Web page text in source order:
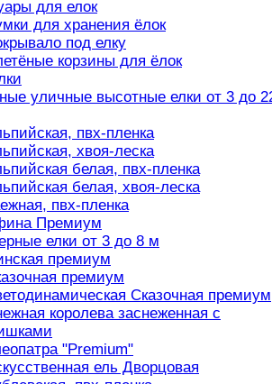
для елок
для хранения ёлок
под елку
корзины для ёлок
уличные высотные елки от 3 до
пвх-пленка
хвоя-леска
белая, пвх-пленка
белая, хвоя-леска
пвх-пленка
Премиум
елки от 3 до 8 м
премиум
премиум
Сказочная премиум
королева заснеженная с
"Premium"
ель Дворцовая